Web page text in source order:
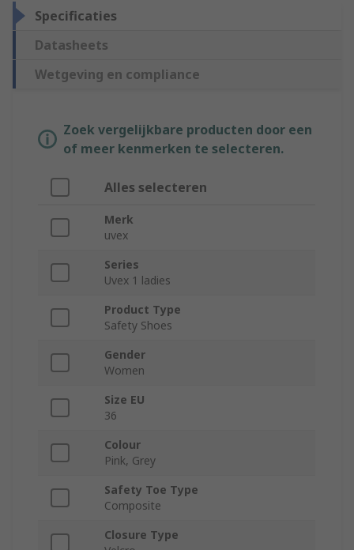
Specificaties
Datasheets
Wetgeving en compliance
Zoek vergelijkbare producten door een
of meer kenmerken te selecteren.
Alles selecteren
Merk
uvex
Series
Uvex 1 ladies
Product Type
Safety Shoes
Gender
Women
Size EU
36
Colour
Pink, Grey
Safety Toe Type
Composite
Closure Type